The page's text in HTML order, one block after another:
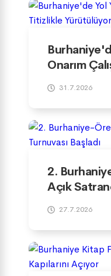
Onarım
Yürütülüyor
31.7.2026
2.
Açık
27.7.2026